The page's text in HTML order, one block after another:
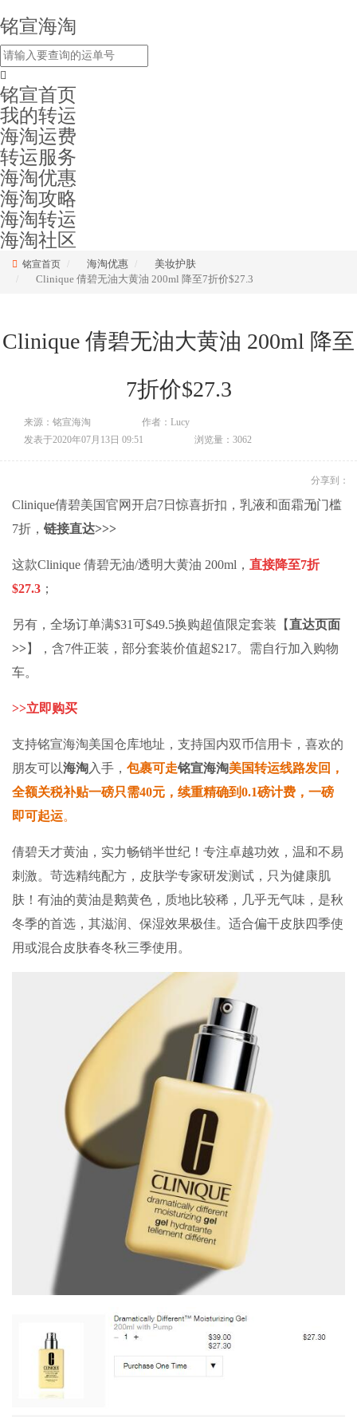
铭宣海淘
铭宣首页
我的转运
海淘运费
转运服务
海淘优惠
海淘攻略
海淘转运
海淘社区
铭宣首页 海淘优惠
美妆护肤
Clinique 倩碧无油大黄油 200ml 降至7折价$27.3
Clinique 倩碧无油大黄油 200ml 降至
7折价$27.3
来源：铭宣海淘
作者：Lucy
发表于2020年07月13日 09:51
浏览量：3062
分享到：
0
Clinique倩碧美国官网开启7日惊喜折扣，乳液和面霜无门槛
7折， 链接直达>>>
这款Clinique 倩碧无油/透明大黄油 200ml， 直接降至7折
$27.3 ；
另有，全场订单满$31可$49.5换购超值限定套装【直达页面
>>】，含7件正装，部分套装价值超$217。需自行加入购物
车。
>>立即购买
支持铭宣海淘美国仓库地址，支持国内双币信用卡，喜欢的
朋友可以海淘入手， 包裹可走铭宣海淘美国转运线路发回，
全额关税补贴一磅只需40元 ，续重精确到0.1磅计费， 一磅
即可起运。
倩碧天才黄油，实力畅销半世纪！专注卓越功效，温和不易
刺激。苛选精纯配方，皮肤学专家研发测试，只为健康肌
肤！有油的黄油是鹅黄色，质地比较稀，几乎无气味，是秋
冬季的首选，其滋润、保湿效果极佳。适合偏干皮肤四季使
用或混合皮肤春冬秋三季使用。